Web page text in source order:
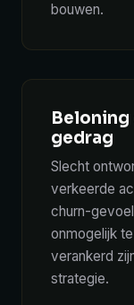
bouwen.
gedrag
Slecht
verkeerde
churn-
onmogelijk
verankerd
strategie.